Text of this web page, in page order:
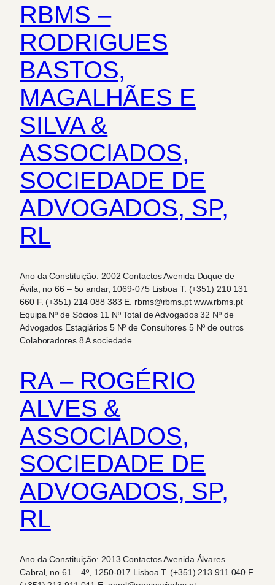
RBMS –
RODRIGUES
BASTOS,
MAGALHÃES E
SILVA &
ASSOCIADOS,
SOCIEDADE DE
ADVOGADOS, SP,
RL
Ano da Constituição: 2002 Contactos Avenida Duque de
Ávila, no 66 – 5o andar, 1069-075 Lisboa T. (+351) 210 131
660 F. (+351) 214 088 383 E. rbms@rbms.pt www.rbms.pt
Equipa Nº de Sócios 11 Nº Total de Advogados 32 Nº de
Advogados Estagiários 5 Nº de Consultores 5 Nº de outros
Colaboradores 8 A sociedade…
RA – ROGÉRIO
ALVES &
ASSOCIADOS,
SOCIEDADE DE
ADVOGADOS, SP,
RL
Ano da Constituição: 2013 Contactos Avenida Álvares
Cabral, no 61 – 4º, 1250-017 Lisboa T. (+351) 213 911 040 F.